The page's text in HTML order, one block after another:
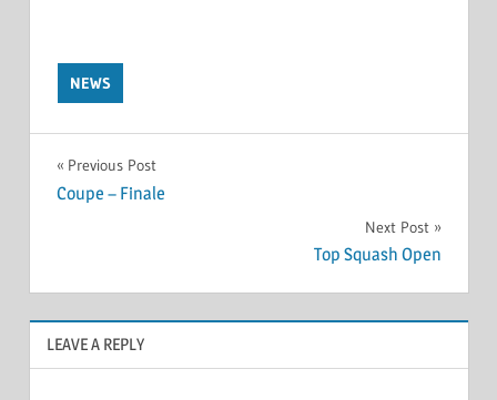
NEWS
Post
navigation
Previous Post
Coupe – Finale
Next Post
Top Squash Open
LEAVE A REPLY